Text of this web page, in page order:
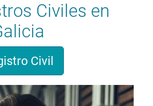
Civiles en
Civil